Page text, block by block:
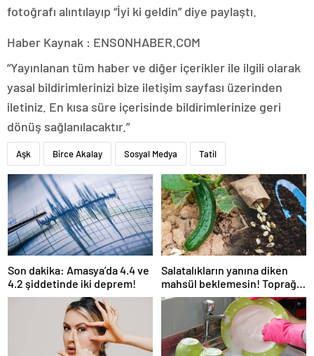
fotoğrafı alıntılayıp “İyi ki geldin” diye paylaştı.
Haber Kaynak : ENSONHABER.COM
“Yayınlanan tüm haber ve diğer içerikler ile ilgili olarak
yasal bildirimlerinizi bize iletişim sayfası üzerinden
iletiniz. En kısa süre içerisinde bildirimlerinize geri
dönüş sağlanılacaktır.”
Aşk Birce Akalay Sosyal Medya Tatil
Son dakika: Amasya’da 4.4 ve
4.2 şiddetinde iki deprem!
Salatalıkların yanına diken
mahsül beklemesin! Toprağı
verimsiz hale getiriyor